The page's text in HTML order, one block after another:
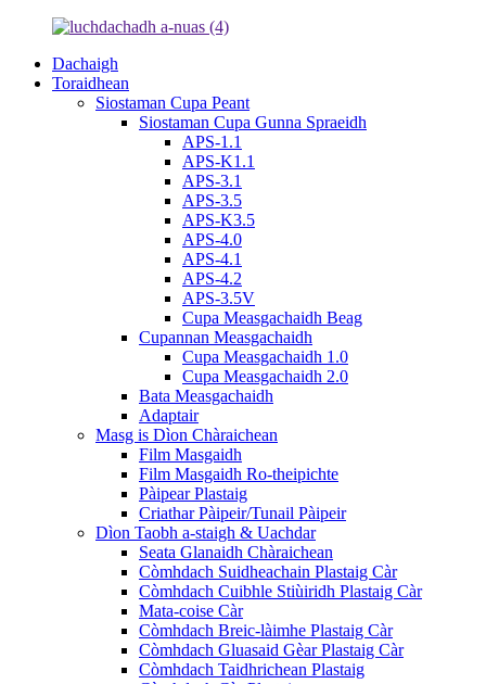
Dachaigh
Toraidhean
Siostaman Cupa Peant
Siostaman Cupa Gunna Spraeidh
APS-1.1
APS-K1.1
APS-3.1
APS-3.5
APS-K3.5
APS-4.0
APS-4.1
APS-4.2
APS-3.5V
Cupa Measgachaidh Beag
Cupannan Measgachaidh
Cupa Measgachaidh 1.0
Cupa Measgachaidh 2.0
Bata Measgachaidh
Adaptair
Masg is Dìon Chàraichean
Film Masgaidh
Film Masgaidh Ro-theipichte
Pàipear Plastaig
Criathar Pàipeir/Tunail Pàipeir
Dìon Taobh a-staigh & Uachdar
Seata Glanaidh Chàraichean
Còmhdach Suidheachain Plastaig Càr
Còmhdach Cuibhle Stiùiridh Plastaig Càr
Mata-coise Càr
Còmhdach Breic-làimhe Plastaig Càr
Còmhdach Gluasaid Gèar Plastaig Càr
Còmhdach Taidhrichean Plastaig